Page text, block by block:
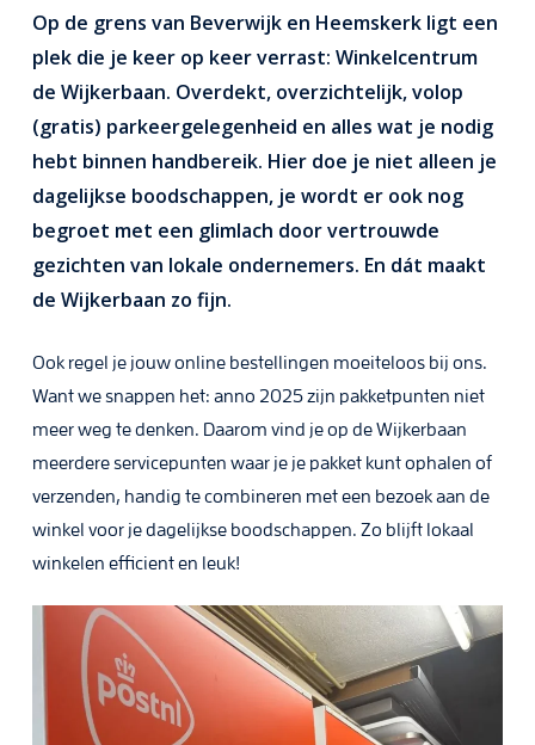
Op de grens van Beverwijk en Heemskerk ligt een
plek die je keer op keer verrast: Winkelcentrum
de Wijkerbaan. Overdekt, overzichtelijk, volop
(gratis) parkeergelegenheid en alles wat je nodig
hebt binnen handbereik. Hier doe je niet alleen je
dagelijkse boodschappen, je wordt er ook nog
begroet met een glimlach door vertrouwde
gezichten van lokale ondernemers. En dát maakt
de Wijkerbaan zo fijn.
Ook regel je jouw online bestellingen moeiteloos bij ons.
Want we snappen het: anno 2025 zijn pakketpunten niet
meer weg te denken. Daarom vind je op de Wijkerbaan
meerdere servicepunten waar je je pakket kunt ophalen of
verzenden, handig te combineren met een bezoek aan de
winkel voor je dagelijkse boodschappen. Zo blijft lokaal
winkelen efficient en leuk!